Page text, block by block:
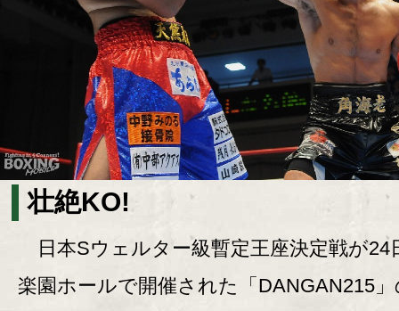
壮絶KO!
日本Sウェルター級暫定王座決定戦が24
楽園ホールで開催された「DANGAN215